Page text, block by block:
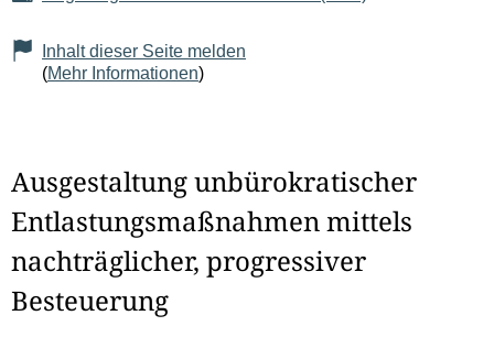
Inhalt dieser Seite melden
(Mehr Informationen)
Ausgestaltung unbürokratischer
Entlastungsmaßnahmen mittels
nachträglicher, progressiver
Besteuerung